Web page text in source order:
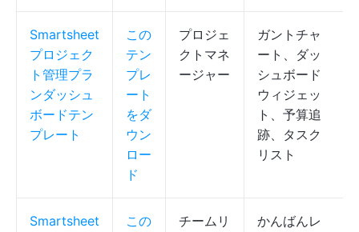
Smartsheet
プロジェク
ト管理プラ
ンダッシュ
ボードテン
プレート
この
テン
プレ
ート
をダ
ウン
ロー
ド
プロジェ
クトマネ
ージャー
ガントチャ
ート、ダッ
シュボード
ウィジェッ
ト、予算追
跡、タスク
リスト
Smartsheet
この
チームリ
かんばんレ